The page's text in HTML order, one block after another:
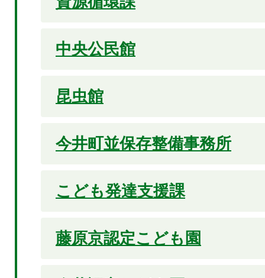
中央公民館
昆虫館
今井町並保存整備事務所
こども発達支援課
藤原京認定こども園